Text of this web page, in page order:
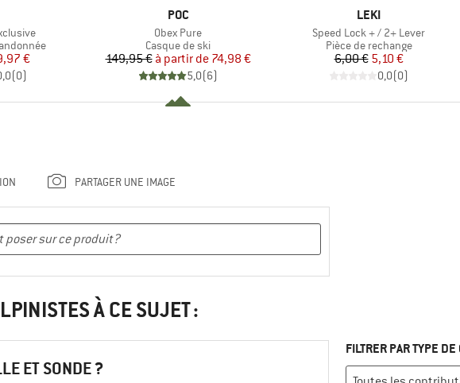
réduit
€
(0)
MARQUE
POC
Article
Obex Pure
Product group
Casque de ski
Prix
149,95 € Prix réduit
à partir de 74,98 €
5,0(6)
MARQUE
LEKI
Article
Speed Lock + / 2+ Lever
Product group
Pièce de rechange
Prix
6,00 €Prix réduit
5,10 €
0,0(0)
PARTAGER UNE IMAGE
À CE SUJET :
ET SONDE ?
FILTRER PAR TYPE